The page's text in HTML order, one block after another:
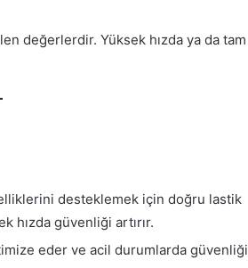
değerlerdir. Yüksek hızda ya da tam
desteklemek için doğru lastik
hızda güvenliği artırır.
eder ve acil durumlarda güvenliği